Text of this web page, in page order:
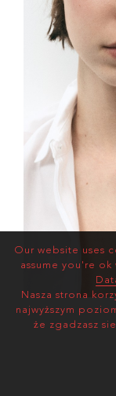
Our website uses
assume you're
Nasza strona
najwyższym
że zgadzasz